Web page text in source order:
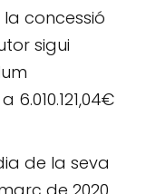
concessió
sigui
de la seva